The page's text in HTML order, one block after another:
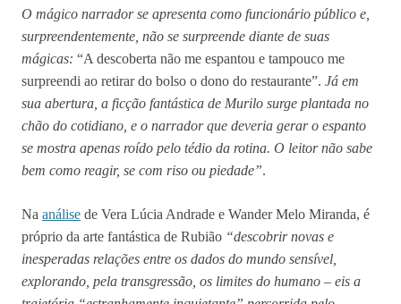
O mágico narrador se apresenta como funcionário público e,
surpreendentemente, não se surpreende diante de suas
mágicas: “A descoberta não me espantou e tampouco me
surpreendi ao retirar do bolso o dono do restaurante”. Já em
sua abertura, a ficção fantástica de Murilo surge plantada no
chão do cotidiano, e o narrador que deveria gerar o espanto
se mostra apenas roído pelo tédio da rotina. O leitor não sabe
bem como reagir, se com riso ou piedade”.
Na análise de Vera Lúcia Andrade e Wander Melo Miranda, é
próprio da arte fantástica de Rubião “descobrir novas e
inesperadas relações entre os dados do mundo sensível,
explorando, pela transgressão, os limites do humano – eis a